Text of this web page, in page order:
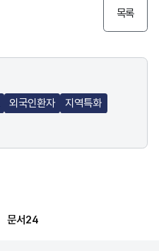
목록
외국인환자
지역특화
문서24